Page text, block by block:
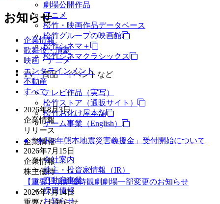
劇場公開作品
アニメ
松竹・映画作品データベース
松竹グループの映画館
松竹シネマ＋
松竹シネマクラシックス
TV・商品・イベントなど
テレビ作品（実写）
松竹ストア（通販サイト）
松竹お化け屋本舗
ゲーム事業（English）
企業情報
会社案内
株主・投資家情報（IR）
不動産事業
採用情報
お知らせ
お知らせ
企業情報
歌舞伎・演劇
映画・アニメ
エンタテインメント
不動産
すべて
2026年8月3日
企業情報
リリース
●「令和8年熊本地震災害義援金」受付開始について
2026年7月15日
企業情報
株主優待
【重要】演劇優待観劇劇場一部変更のお知らせ
2026年7月14日
重要なお知らせ